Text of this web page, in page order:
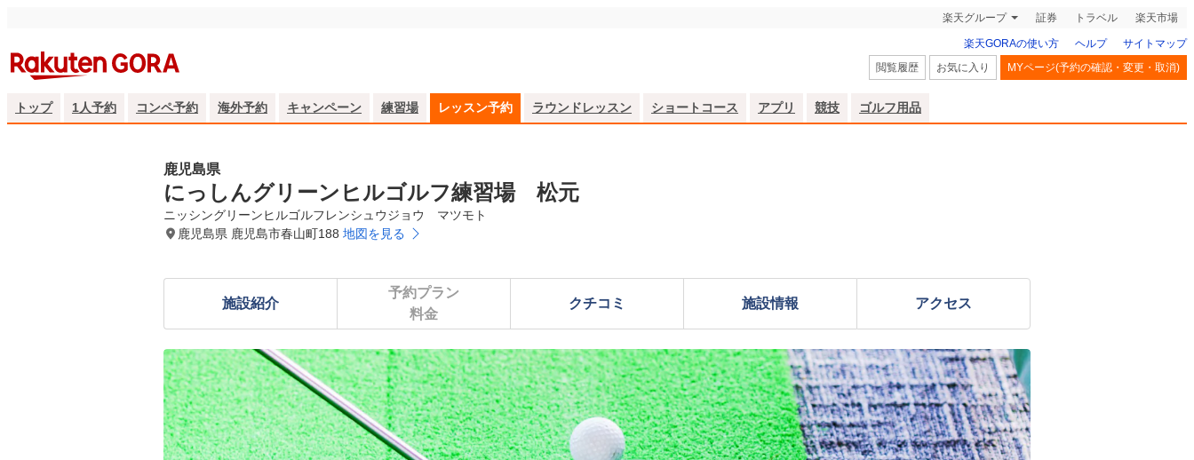
楽天グループ 証券 トラベル 楽天市場
楽天GORAの使い方 ヘルプ
サイトマップ
閲覧履歴
お気に入り MYページ(予約の確認・変更・取消)
トップ 1人予約 コンペ予約 海外予約 キャンペーン 練習場 レッスン予約 ラウンドレッスン ショートコース アプリ 競技 ゴルフ用品
鹿児島県
にっしんグリーンヒルゴルフ練習場 松元
ニッシングリーンヒルゴルフレンシュウジョウ　マツモト
鹿児島県 鹿児島市春山町188 地図を見る
施設紹介
予約プラン
料金
クチコミ 施設情報 アクセス